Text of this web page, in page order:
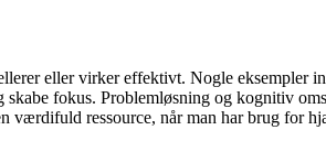
eller virker effektivt. Nogle eksempler
fokus. Problemløsning og kognitiv
ressource, når man har brug for